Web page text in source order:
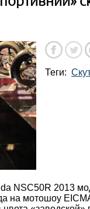
Теги:
NSC50R 2013
на мотошоу